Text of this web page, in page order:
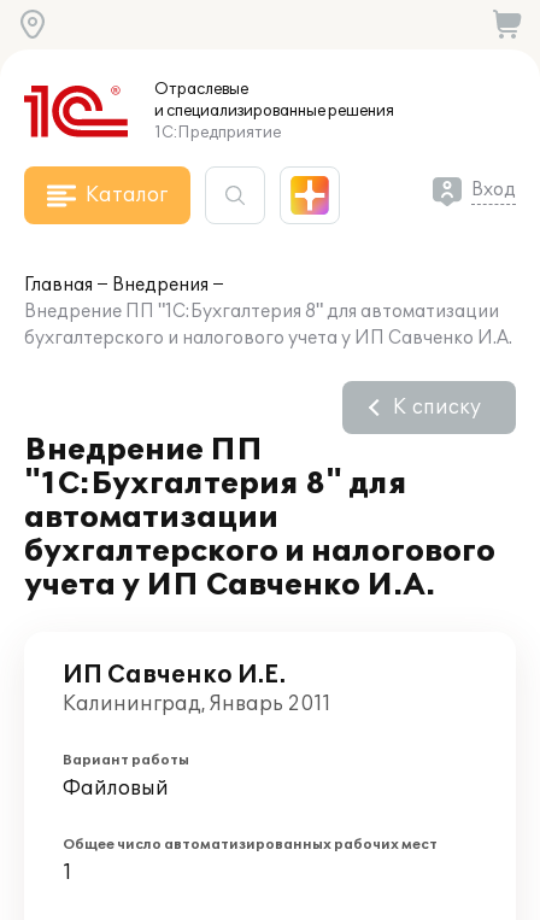
Отраслевые
и специализированныерешения
1С:Предприятие
Каталог Вход
Главная
Внедрения
Внедрение ПП "1С:Бухгалтерия 8" для автоматизации
бухгалтерского и налогового учета у ИП Савченко И.А.
Внедрение ПП
"1С:Бухгалтерия 8" для
автоматизации
бухгалтерского и налогового
учета у ИП Савченко И.А.
К списку
ИП Савченко И.Е.
Калининград, Январь 2011
Вариант работы
Файловый
Общее число автоматизированных рабочих мест
1